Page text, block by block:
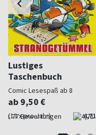
Lustiges
Taschenbuch
Comic Lesespaß ab 8
ab 9,50 €
(13 x pro Jahr) 4,71